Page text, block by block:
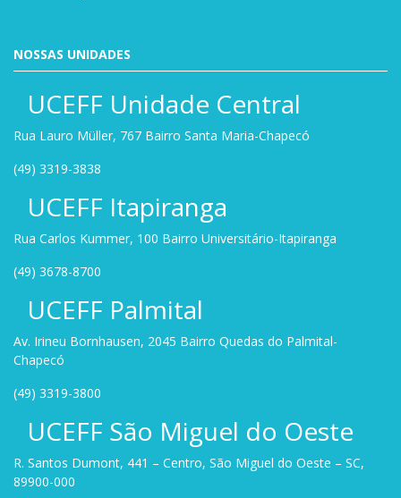
NOSSAS UNIDADES
UCEFF Unidade Central
Rua Lauro Müller, 767 Bairro Santa Maria-Chapecó
(49) 3319-3838
UCEFF Itapiranga
Rua Carlos Kummer, 100 Bairro Universitário-Itapiranga
(49) 3678-8700
UCEFF Palmital
Av. Irineu Bornhausen, 2045 Bairro Quedas do Palmital-
Chapecó
(49) 3319-3800
UCEFF São Miguel do Oeste
R. Santos Dumont, 441 – Centro, São Miguel do Oeste – SC,
89900-000